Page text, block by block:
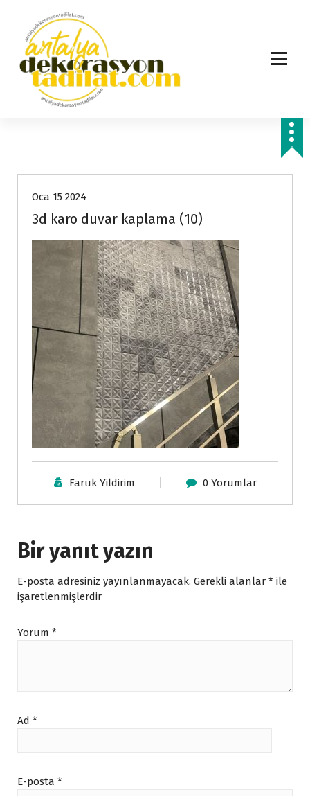
Oca 15 2024
3d karo duvar kaplama (10)
Faruk Yildirim 0 Yorumlar
Bir yanıt yazın
E-posta adresiniz yayınlanmayacak. Gerekli alanlar * ile
işaretlenmişlerdir
Yorum *
Ad *
E-posta *